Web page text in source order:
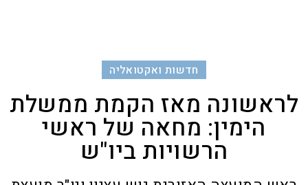
חדשות ואקטואליה
לראשונה מאז הקמת ממשלת
הימין: מחאה של ראשי
הרשויות ביו"ש